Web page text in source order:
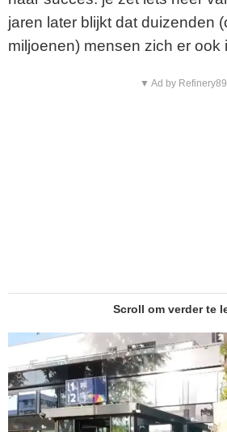
jaren later blijkt dat duizenden
miljoenen) mensen zich er ook
▼ Ad by Refinery89
Scroll om verder te